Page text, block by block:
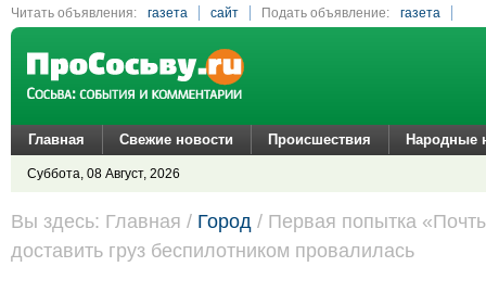
Читать объявления: газета сайт Подать объявление:
газета
сайт
Главная Свежие новости Происшествия Народные
Суббота, 08 Август, 2026
Вы здесь: Главная / Город / Первая попытка
доставить груз беспилотником провалилась